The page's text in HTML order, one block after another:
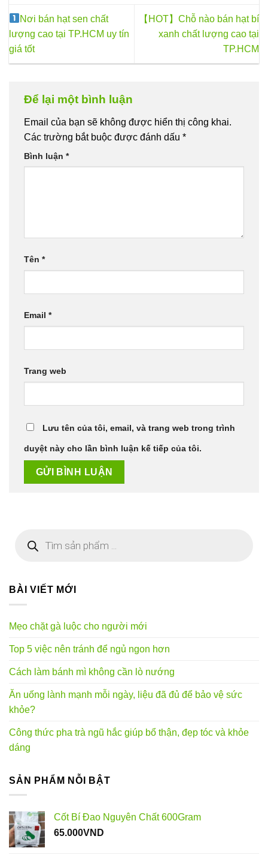
Các
thể
trang
phẩm
Nơi bán hạt sen chất
lượng cao tại TP.HCM uy tín
giá tốt
【HOT】Chỗ nào bán hạt bí
xanh chất lượng cao tại
TP.HCM
Để lại một bình luận
Email của bạn sẽ không được hiển thị công khai.
Các trường bắt buộc được đánh dấu *
Bình luận *
Tên *
Email *
Trang web
Lưu tên của tôi, email, và trang web trong trình
duyệt này cho lần bình luận kế tiếp của tôi.
kiếm
BÀI VIẾT MỚI
Mẹo chặt gà luộc cho người mới
Top 5 việc nên tránh để ngủ ngon hơn
Cách làm bánh mì không cần lò nướng
Ăn uống lành mạnh mỗi ngày, liệu đã đủ để bảo vệ sức
khỏe?
Công thức pha trà ngũ hắc giúp bổ thận, đẹp tóc và khỏe
dáng
SẢN PHẨM NỖI BẬT
Cốt Bí Đao Nguyên Chất 600Gram
65.000VND